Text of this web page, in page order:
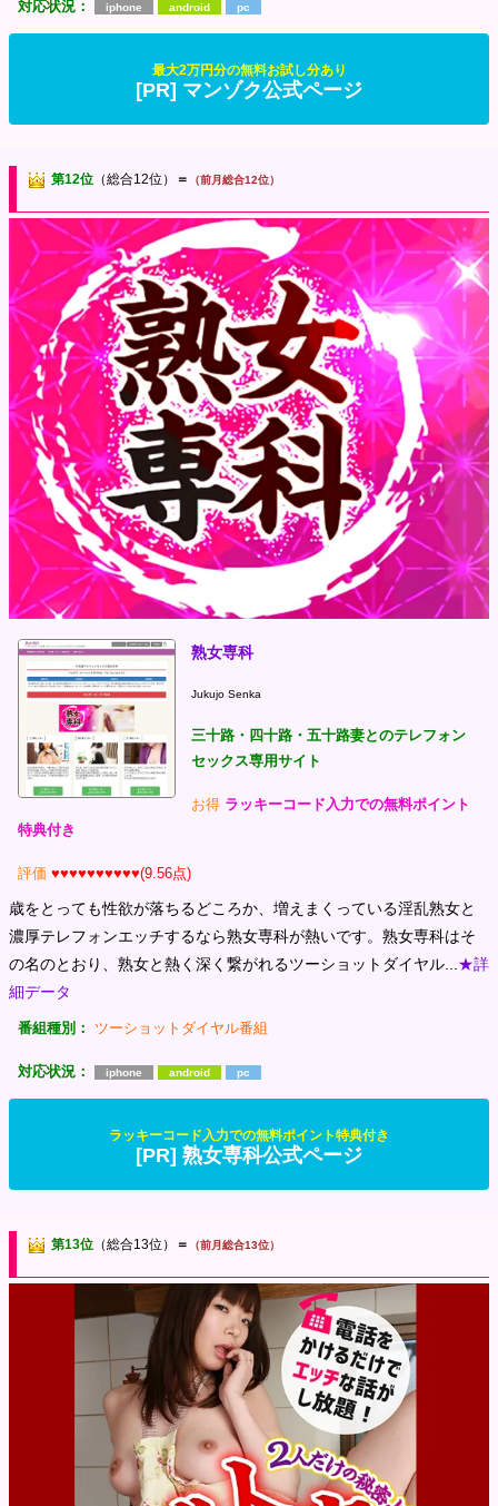
対応状況： iphone android pc
最大2万円分の無料お試し分あり
[PR] マンゾク公式ページ
第12位 （総合12位） ＝ （前月総合12位）
熟女専科
Jukujo Senka
三十路・四十路・五十路妻とのテレフォン
セックス専用サイト
お得 ラッキーコード入力での無料ポイント
特典付き
評価 ♥♥♥♥♥♥♥♥♥♥(9.56点)
歳をとっても性欲が落ちるどころか、増えまくっている淫乱熟女と
濃厚テレフォンエッチするなら熟女専科が熱いです。熟女専科はそ
の名のとおり、熟女と熱く深く繋がれるツーショットダイヤル...★詳
細データ
番組種別： ツーショットダイヤル番組
対応状況： iphone android pc
ラッキーコード入力での無料ポイント特典付き
[PR] 熟女専科公式ページ
第13位 （総合13位） ＝ （前月総合13位）